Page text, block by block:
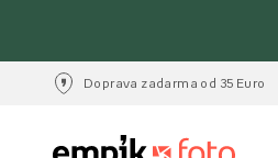
Doprava zadarma od 35 Euro